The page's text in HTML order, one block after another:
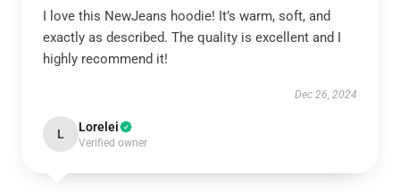
I love this NewJeans hoodie! It’s warm, soft, and
exactly as described. The quality is excellent and I
highly recommend it!
Dec 26, 2024
L Lorelei
Verified owner